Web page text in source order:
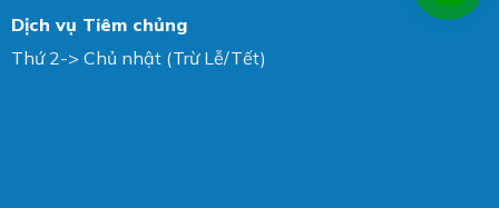
Dịch vụ Tiêm chủng
Thứ 2-> Chủ nhật (Trừ Lễ/Tết)